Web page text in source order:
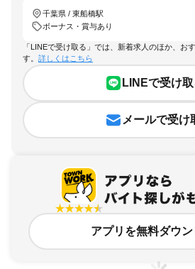
千葉県 / 東船橋駅
ボーナス・賞与あり
「LINEで受け取る」では、新着求人のほか、お
す。 詳しくはこちら
LINEで受け
メールで受け
アプリを無料ダウ